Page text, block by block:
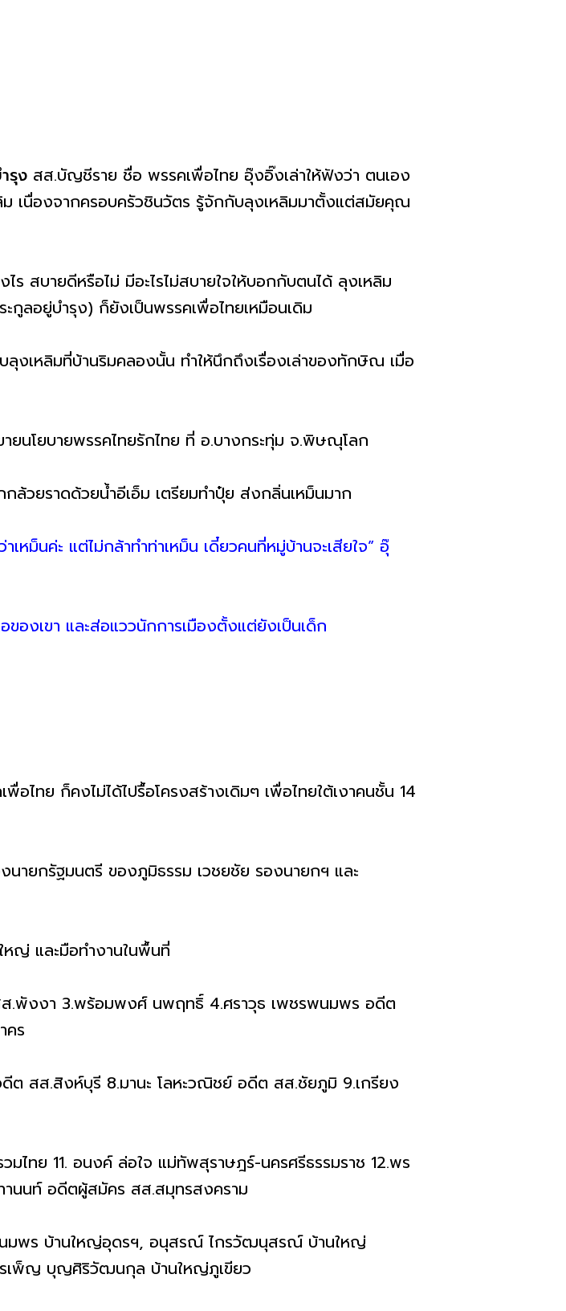
รุง สส.บัญชีราย ชื่อ พรรคเพื่อไทย อุ๊งอิ๊งเล่าให้ฟังว่า ตนเอง
เนื่องจากครอบครัวชินวัตร รู้จักกับลุงเหลิมมาตั้งแต่สมัยคุณ
ร สบายดีหรือไม่ มีอะไรไม่สบายใจให้บอกกับตนได้ ลุงเหลิม
ลอยู่บำรุง) ก็ยังเป็นพรรคเพื่อไทยเหมือนเดิม
เหลิมที่บ้านริมคลองนั้น ทำให้นึกถึงเรื่องเล่าของทักษิณ เมื่อ
ายนโยบายพรรคไทยรักไทย ที่ อ.บางกระทุ่ม จ.พิษณุโลก
ล้วยราดด้วยน้ำอีเอ็ม เตรียมทำปุ๋ย ส่งกลิ่นเหม็นมาก
หม็นค่ะ แต่ไม่กล้าทำท่าเหม็น เดี๋ยวคนที่หมู่บ้านจะเสียใจ” อุ๊
งเขา และส่อแววนักการเมืองตั้งแต่ยังเป็นเด็ก
พื่อไทย ก็คงไม่ได้ไปรื้อโครงสร้างเดิมๆ เพื่อไทยใต้เงาคนชั้น 14
ายกรัฐมนตรี ของภูมิธรรม เวชยชัย รองนายกฯ และ
ญ่ และมือทำงานในพื้นที่
งงา 3.พร้อมพงศ์ นพฤทธิ์ 4.ศราวุธ เพชรพนมพร อดีต
คร
ต สส.สิงห์บุรี 8.มานะ โลหะวณิชย์ อดีต สส.ชัยภูมิ 9.เกรียง
ไทย 11. อนงค์ ล่อใจ แม่ทัพสุราษฎร์-นครศรีธรรมราช 12.พร
นท์ อดีตผู้สมัคร สส.สมุทรสงคราม
นมพร บ้านใหญ่อุดรฯ, อนุสรณ์ ไกรวัฒนุสรณ์ บ้านใหญ่
เพ็ญ บุญศิริวัฒนกุล บ้านใหญ่ภูเขียว